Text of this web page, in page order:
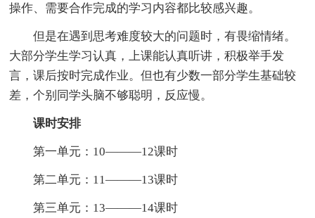
操作、需要合作完成的学习内容都比较感兴趣。
但是在遇到思考难度较大的问题时，有畏缩情绪。
大部分学生学习认真，上课能认真听讲，积极举手发
言，课后按时完成作业。但也有少数一部分学生基础较
差，个别同学头脑不够聪明，反应慢。
课时安排
第一单元：10———12课时
第二单元：11———13课时
第三单元：13———14课时